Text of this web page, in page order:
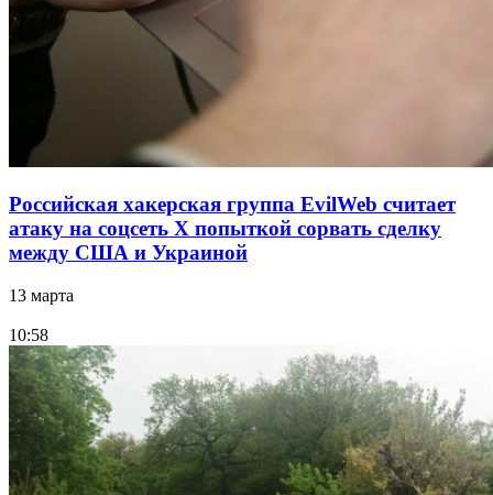
Российская хакерская группа EvilWeb считает
атаку на соцсеть Х попыткой сорвать сделку
между США и Украиной
13 марта
10:58